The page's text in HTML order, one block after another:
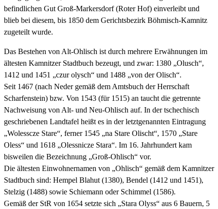
befindlichen Gut Groß-Markersdorf (Roter Hof) einverleibt und
blieb bei diesem, bis 1850 dem Gerichtsbezirk Böhmisch-Kamnitz
zugeteilt wurde.
Das Bestehen von Alt-Ohlisch ist durch mehrere Erwähnungen im
ältesten Kamnitzer Stadtbuch bezeugt, und zwar: 1380 „Olusch“,
1412 und 1451 „czur olysch“ und 1488 „von der Olisch“.
Seit 1467 (nach Neder gemäß dem Amtsbuch der Herrschaft
Scharfenstein) bzw. Von 1543 (für 1515) an taucht die getrennte
Nachweisung von Alt- und Neu-Ohlisch auf. In der tschechisch
geschriebenen Landtafel heißt es in der letztgenannten Eintragung
„Wolesscze Stare“, ferner 1545 „na Stare Olischt“, 1570 „Stare
Oless“ und 1618 „Olessnicze Stara“. Im 16. Jahrhundert kam
bisweilen die Bezeichnung „Groß-Ohlisch“ vor.
Die ältesten Einwohnernamen von „Ohlisch“ gemäß dem Kamnitzer
Stadtbuch sind: Hempel Blahut (1380), Bendel (1412 und 1451),
Stelzig (1488) sowie Schiemann oder Schimmel (1586).
Gemäß der StR von 1654 setzte sich „Stara Olyss“ aus 6 Bauern, 5